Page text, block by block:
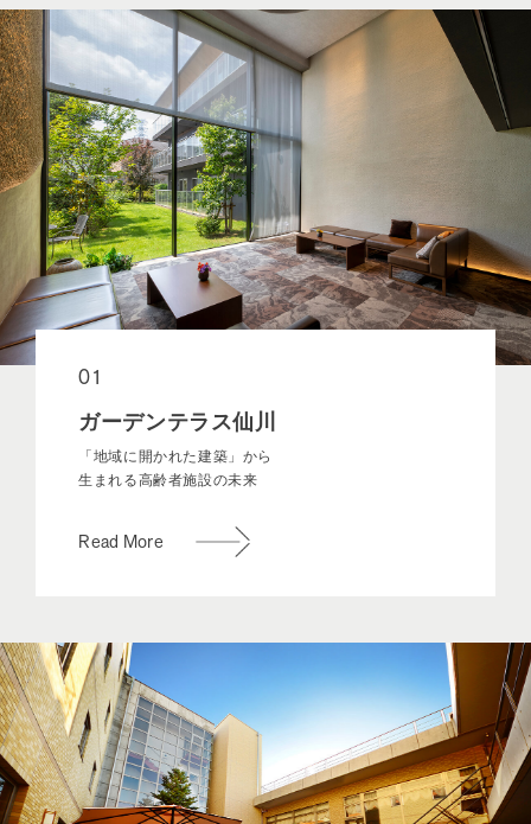
01
ガーデンテラス仙川
「地域に開かれた建築」から
生まれる高齢者施設の未来
Read More